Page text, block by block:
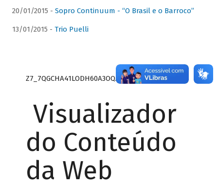
20/01/2015 - Sopro Continuum - “O Brasil e o Barroco”
13/01/2015 - Trio Puelli
Z7_7QGCHA41LODH60A3OQA8RN1415
Visualizador
do Conteúdo
da Web